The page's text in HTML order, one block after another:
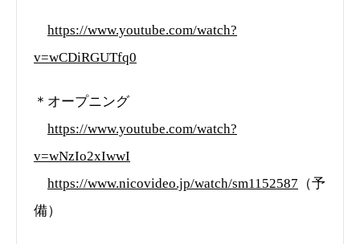
https://www.youtube.com/watch?
v=wCDiRGUTfq0
＊オープニング
https://www.youtube.com/watch?
v=wNzIo2xIwwI
https://www.nicovideo.jp/watch/sm1152587 （予
備）